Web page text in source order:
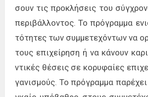
σουν τις προ­κλή­σεις του
πε­ρι­βάλ­λο­ντος. Το πρό­γραμ­μα
τό­τη­τες των συμ­με­τε­χό­ντων να
τους επι­χεί­ρη­ση ή να κά­νουν
ντι­κές θέ­σεις σε κο­ρυ­φαί­ες
γα­νι­σμούς. Το πρό­γραμ­μα